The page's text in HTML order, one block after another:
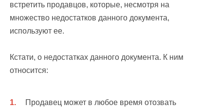
встретить продавцов, которые, несмотря на
множество недостатков данного документа,
используют ее.
Кстати, о недостатках данного документа. К ним
относится:
Продавец может в любое время отозвать